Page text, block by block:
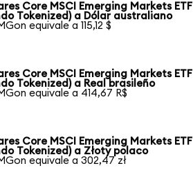
Core MSCI Emerging Markets ETF
Tokenized) a Dólar australiano
equivale a 115,12 $
Core MSCI Emerging Markets ETF
Tokenized) a Real brasileño
equivale a 414,67 R$
Core MSCI Emerging Markets ETF
Tokenized) a Złoty polaco
equivale a 302,47 zł